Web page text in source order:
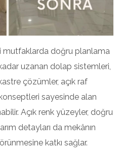
mutfaklarda doğru planlama
uzanan dolap sistemleri,
çözümler, açık raf
sayesinde alan
Açık renk yüzeyler, doğru
detayları da mekânın
katkı sağlar.